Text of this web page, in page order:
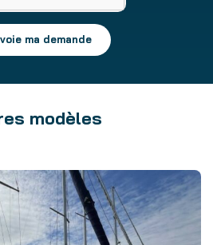
ma demande
modèles